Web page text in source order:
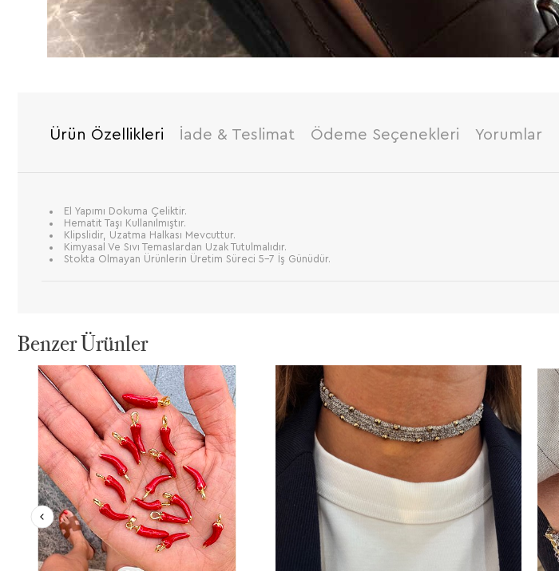
Ürün Özellikleri İade & Teslimat Ödeme Seçenekleri Yorumlar
El Yapımı Dokuma Çeliktir.
Hematit Taşı Kullanılmıştır.
Klipslidir, Uzatma Halkası Mevcuttur.
Kimyasal Ve Sıvı Temaslardan Uzak Tutulmalıdır.
Stokta Olmayan Ürünlerin Üretim Süreci 5-7 İş Günüdür.
Benzer Ürünler